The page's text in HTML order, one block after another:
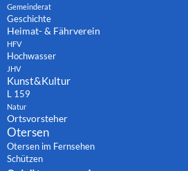
Gemeinderat
Geschichte
Heimat- & Fährverein
HFV
Hochwasser
JHV
Kunst&Kultur
L 159
Natur
Ortsvorsteher
Otersen
Otersen im Fernsehen
Schützen